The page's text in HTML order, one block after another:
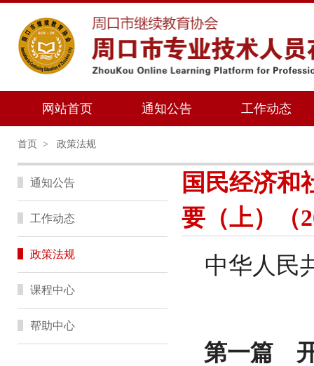
网站首页 通知公告 工作动态
首页 > 政策法规
通知公告
工作动态
政策法规
课程中心
帮助中心
国民经济和
要（上）（
中华人民
第一篇 开